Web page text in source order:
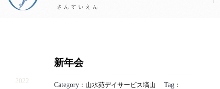
2022
新年会
Category ： 山水苑デイサービス塙山 Tag ：